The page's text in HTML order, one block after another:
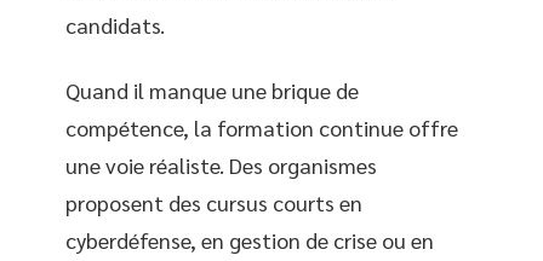
candidats.
Quand il manque une brique de
compétence, la formation continue offre
une voie réaliste. Des organismes
proposent des cursus courts en
cyberdéfense, en gestion de crise ou en